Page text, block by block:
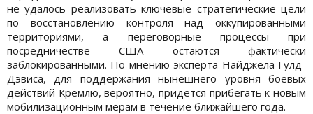
не удалось реализовать ключевые стратегические цели
по восстановлению контроля над оккупированными
территориями, а переговорные процессы при
посредничестве США остаются фактически
заблокированными. По мнению эксперта Найджела Гулд-
Дэвиса, для поддержания нынешнего уровня боевых
действий Кремлю, вероятно, придется прибегать к новым
мобилизационным мерам в течение ближайшего года.